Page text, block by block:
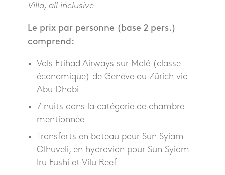
Villa, all inclusive
Le prix par personne (base 2 pers.)
comprend:
Vols Etihad Airways sur Malé (classe
économique) de Genève ou Zürich via
Abu Dhabi
7 nuits dans la catégorie de chambre
mentionnée
Transferts en bateau pour Sun Syiam
Olhuveli, en hydravion pour Sun Syiam
Iru Fushi et Vilu Reef